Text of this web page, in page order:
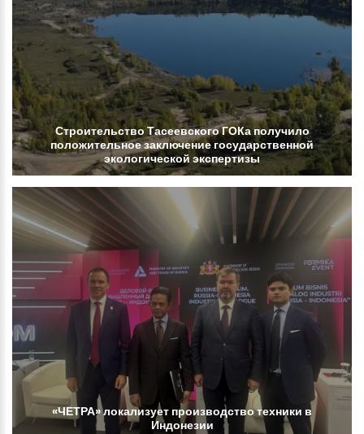
СтроительствоТасеевскогоГОКаполучило
положительноезаключение государственной
экологической экспертизы
«ЧЕТРА»локализует производствотехники в
Индонезии